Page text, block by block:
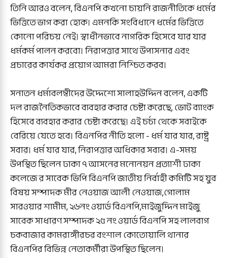
তিনি আরও বলেন, বিএনপি কখনো চায়নি রাজনীতিকে ধর্মের
ভিত্তিতে ভাগ করা হোক। এমনকি সংবিধানে ধর্মের ভিত্তিতে
কোনো পরিচয় নেই। স্বাধীনভাবে নাগরিক হিসেবে যার যার
ধর্মকর্ম পালন করবো। নিরাপত্তার সাথে উপাসনার এবং
প্রচারের কার্যকর প্রয়োগ আমরা নিশ্চিত করব।
সনাতন ধর্মাবলম্বীদের উদ্দেশ্যে সালাহউদ্দিন বলেন, একটি
দল রাজনৈতিকভাবে ব্যবহার করার চেষ্টা করেছে, ভোট ব্যাংক
হিসেবে ব্যবহার করার চেষ্টা করেছে। এই চর্চা থেকে সবাইকে
বেরিয়ে যেতে হবে। বিএনপির নীতি হলো - ধর্ম যার যার, রাষ্ট্র
সবার। ধর্ম যার যার, নিরাপত্তার অধিকার সবার। এ-সময়
উপস্থিত ছিলেন ঢাকা ৭ আসনের মনোনয়ন প্রত্যাশী ঢাকা
কলেজে র সাবেক ভিপি বিএনপি জাতীয় নির্বাহী কমিটি সহ যুব
বিষয় সম্পাদক মীর নেওয়াজ আলী নেওয়াজ,গোলাম
সারওয়ার শামীম, ২৬নং ওয়ার্ড বিএনপি,মাইজুদ্দিন মাইজু
সাবেক সাধারণ সম্পাদক ২৫ নং ওয়ার্ড বিএনপি সহ লালবাগ
চকবাজার কামরাঙ্গীরচর বংশাল কোতোয়ালি থানার
বিএনপির বিভিন্ন নেতাকর্মীরা উপস্থিত ছিলেন।